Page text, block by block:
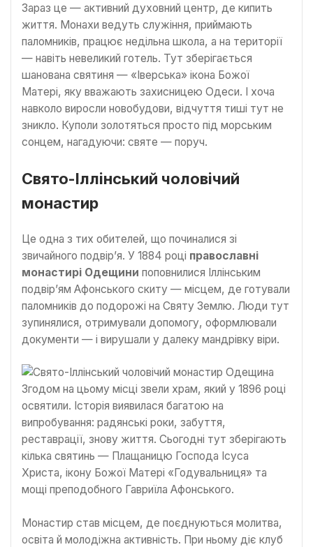
Зараз це — активний духовний центр, де кипить
життя. Монахи ведуть служіння, приймають
паломників, працює недільна школа, а на території
— навіть невеликий готель. Тут зберігається
шанована святиня — «Іверська» ікона Божої
Матері, яку вважають захисницею Одеси. І хоча
навколо виросли новобудови, відчуття тиші тут не
зникло. Куполи золотяться просто під морським
сонцем, нагадуючи: святе — поруч.
Свято-Іллінський чоловічий
монастир
Це одна з тих обителей, що починалися зі
звичайного подвір’я. У 1884 році православні
монастирі Одещини поповнилися Іллінським
подвір’ям Афонського скиту — місцем, де готували
паломників до подорожі на Святу Землю. Люди тут
зупинялися, отримували допомогу, оформлювали
документи — і вирушали у далеку мандрівку віри.
Згодом на цьому місці звели храм, який у 1896 році
освятили. Історія виявилася багатою на
випробування: радянські роки, забуття,
реставрації, знову життя. Сьогодні тут зберігають
кілька святинь — Плащаницю Господа Ісуса
Христа, ікону Божої Матері «Годувальниця» та
мощі преподобного Гавриїла Афонського.
Монастир став місцем, де поєднуються молитва,
освіта й молодіжна активність. При ньому діє клуб